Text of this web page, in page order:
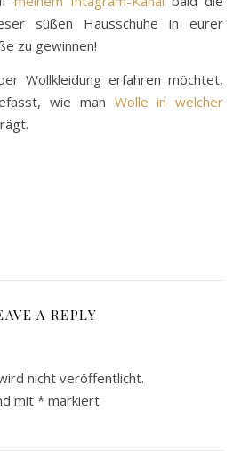
süßen Hausschuhe in eurer
zu gewinnen!
Wollkleidung erfahren möchtet,
wie man Wolle in welcher
A REPLY
nicht veröffentlicht.
mit * markiert